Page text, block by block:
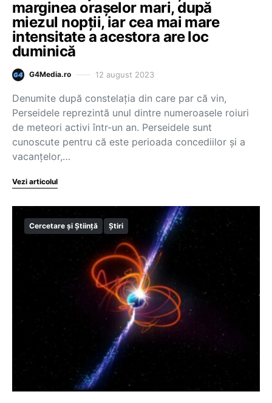
marginea orașelor mari, după
miezul nopții, iar cea mai mare
intensitate a acestora are loc
duminică
G4Media.ro 12 august 2023
Denumite după constelaţia din care par că vin,
Perseidele reprezintă unul dintre numeroasele roiuri
de meteori activi într-un an. Perseidele sunt
cunoscute pentru că este perioada concediilor şi a
vacanţelor,…
Vezi articolul
Cercetare și Știință Știri